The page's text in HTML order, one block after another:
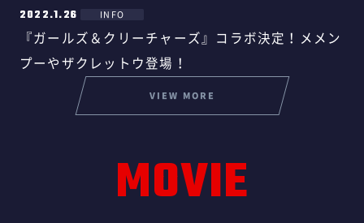
2022.1.26 INFO
『ガールズ＆クリーチャーズ』コラボ決定！メメン
プーやザクレットウ登場！
VIEW MORE
MOVIE